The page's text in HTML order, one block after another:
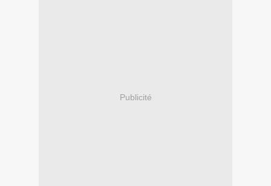
Publicité